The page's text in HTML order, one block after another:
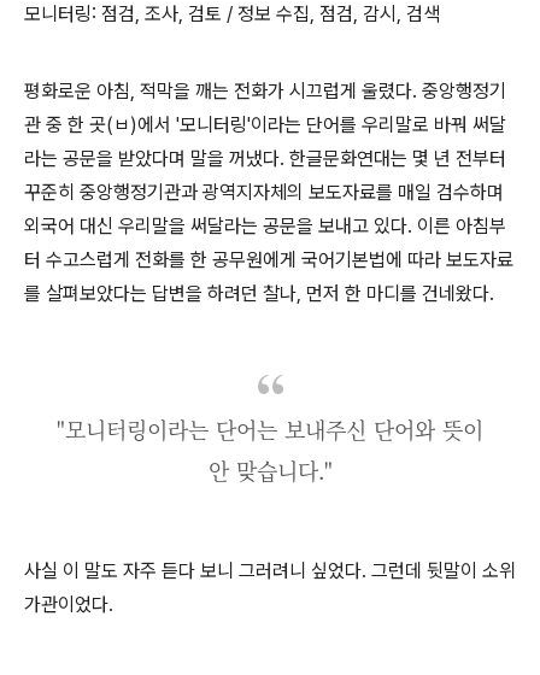
모니터링: 점검, 조사, 검토 / 정보 수집, 점검, 감시 , 검색
평화로운 아침, 적막을 깨는 전화가 시끄럽게 울렸다. 중앙행정기
관 중 한 곳(ㅂ)에서 '모니터링'이라는 단어를 우리말로 바꿔 써달
라는 공문을 받았다며 말을 꺼냈다. 한글문화연대는 몇 년 전부터
꾸준히 중앙행정기관과 광역지자체의 보도자료를 매일 검수하며
외국어 대신 우리말을 써달라는 공문을 보내고 있다. 이른 아침부
터 수고스럽게 전화를 한 공무원에게 국어기본법에 따라 보도자료
를 살펴보았다는 답변을 하려던 찰나, 먼저 한 마디를 건네왔다.
"모니터링이라는 단어는 보내주신 단어와 뜻이
안 맞습니다."
사실 이 말도 자주 듣다 보니 그러려니 싶었다. 그런데 뒷말이 소위
가관이었다.